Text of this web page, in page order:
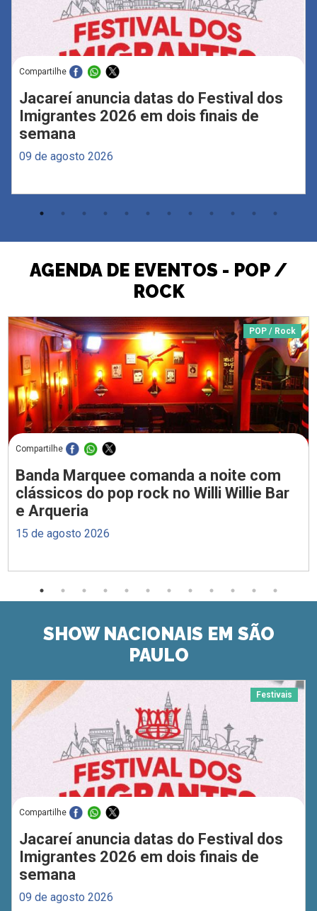
Compartilhe
Jacareí anuncia datas do Festival dos
Imigrantes 2026 em dois finais de
semana
09 de agosto 2026
AGENDA DE EVENTOS - POP /
ROCK
POP / Rock
Compartilhe
Banda Marquee comanda a noite com
clássicos do pop rock no Willi Willie Bar
e Arqueria
15 de agosto 2026
SHOW NACIONAIS EM SÃO
PAULO
Festivais
Compartilhe
Jacareí anuncia datas do Festival dos
Imigrantes 2026 em dois finais de
semana
09 de agosto 2026